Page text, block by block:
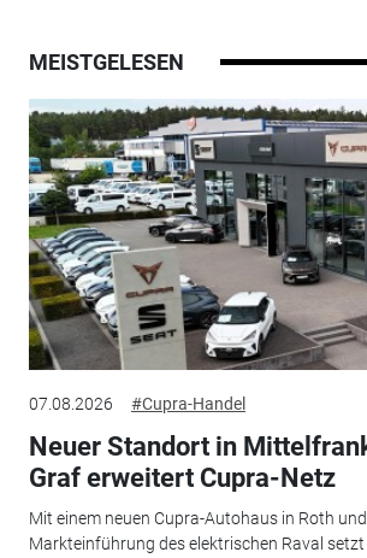
MEISTGELESEN
07.08.2026 #Cupra-Handel
Neuer Standort in
Graf erweitert Cupra-Netz
Mit einem neuen Cupra-Autohaus in Roth
Markteinführung des elektrischen Raval setzt